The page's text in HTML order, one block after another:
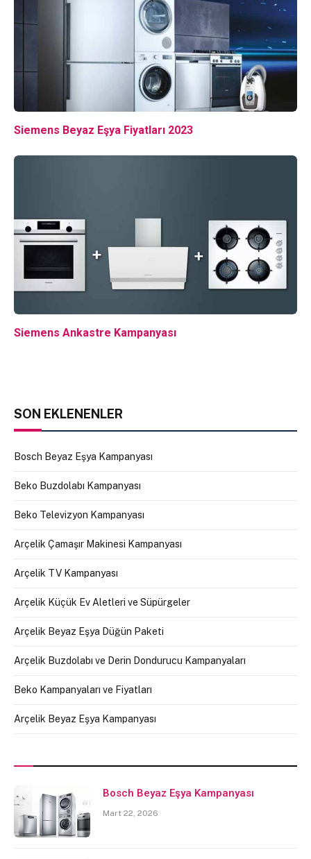
Siemens Beyaz Eşya Fiyatları 2023
Siemens Ankastre Kampanyası
SON EKLENENLER
Bosch Beyaz Eşya Kampanyası
Beko Buzdolabı Kampanyası
Beko Televizyon Kampanyası
Arçelik Çamaşır Makinesi Kampanyası
Arçelik TV Kampanyası
Arçelik Küçük Ev Aletleri ve Süpürgeler
Arçelik Beyaz Eşya Düğün Paketi
Arçelik Buzdolabı ve Derin Dondurucu Kampanyaları
Beko Kampanyaları ve Fiyatları
Arçelik Beyaz Eşya Kampanyası
Bosch Beyaz Eşya Kampanyası
Mart 22, 2026